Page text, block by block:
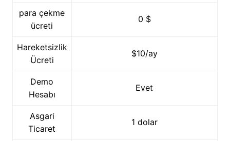
para çekme
ücreti
0 $
Hareketsizlik
Ücreti
$10/ay
Demo
Hesabı
Evet
Asgari
Ticaret
1 dolar